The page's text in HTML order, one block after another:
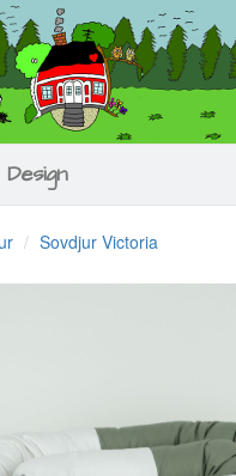
Sovdjur Victoria